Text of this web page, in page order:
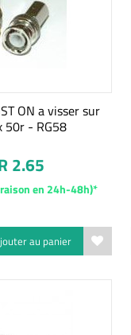
ON a visser sur
50r - RG58
2.65
en 24h-48h)*
au panier